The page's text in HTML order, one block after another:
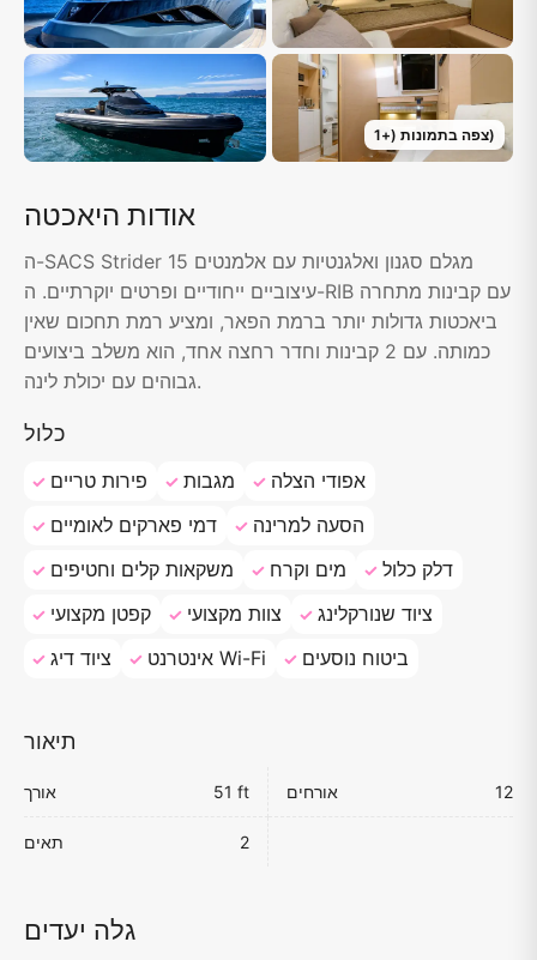
צפה בתמונות (+
1 )
אודות היאכטה
ה-SACS Strider 15 מגלם סגנון ואלגנטיות עם אלמנטים
עיצוביים ייחודיים ופרטים יוקרתיים. ה-RIB עם קבינות מתחרה
ביאכטות גדולות יותר ברמת הפאר, ומציע רמת תחכום שאין
כמותה. עם 2 קבינות וחדר רחצה אחד, הוא משלב ביצועים
גבוהים עם יכולת לינה.
כלול
פירות טריים מגבות
אפודי הצלה
דמי פארקים לאומיים
הסעה למרינה
משקאות קלים וחטיפים
מים וקרח
דלק כלול
קפטן מקצועי
צוות מקצועי
ציוד שנורקלינג
ציוד דיג
אינטרנט Wi-Fi ביטוח נוסעים
תיאור
אורך 51 ft אורחים 12
תאים 2
גלה יעדים